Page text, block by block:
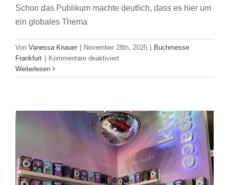
Schon das Publikum machte deutlich, dass es hier um
ein globales Thema
Von Vanessa Knauer | November 28th, 2025 | Buchmesse
Frankfurt | Kommentare deaktiviertfür
Buchtrends
die
Welt
liest
und
warum
es
Hoffnung
Weiterlesen
Von der Zielgruppe für die Zielgruppe – Von
der Imprint-Gründung und der